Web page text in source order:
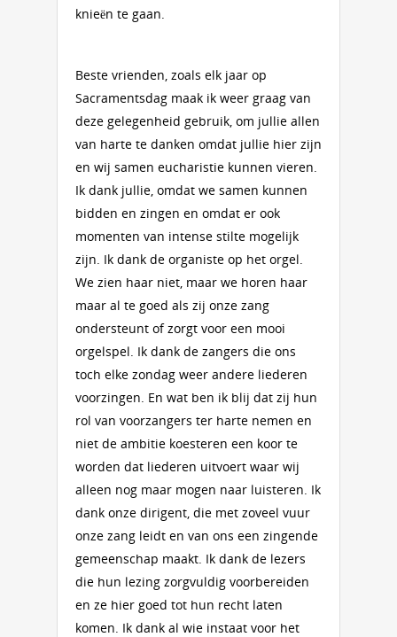
knieën te gaan.
Beste vrienden, zoals elk jaar op
Sacramentsdag maak ik weer graag van
deze gelegenheid gebruik, om jullie allen
van harte te danken omdat jullie hier zijn
en wij samen eucharistie kunnen vieren.
Ik dank jullie, omdat we samen kunnen
bidden en zingen en omdat er ook
momenten van intense stilte mogelijk
zijn. Ik dank de organiste op het orgel.
We zien haar niet, maar we horen haar
maar al te goed als zij onze zang
ondersteunt of zorgt voor een mooi
orgelspel. Ik dank de zangers die ons
toch elke zondag weer andere liederen
voorzingen. En wat ben ik blij dat zij hun
rol van voorzangers ter harte nemen en
niet de ambitie koesteren een koor te
worden dat liederen uitvoert waar wij
alleen nog maar mogen naar luisteren. Ik
dank onze dirigent, die met zoveel vuur
onze zang leidt en van ons een zingende
gemeenschap maakt. Ik dank de lezers
die hun lezing zorgvuldig voorbereiden
en ze hier goed tot hun recht laten
komen. Ik dank al wie instaat voor het